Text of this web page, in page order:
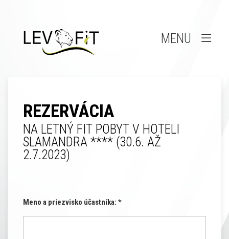
MENU
REZERVÁCIA
NA LETNÝ FIT POBYT V HOTELI
SLAMANDRA **** (30.6. AŽ
2.7.2023)
Meno a priezvisko účastníka: *